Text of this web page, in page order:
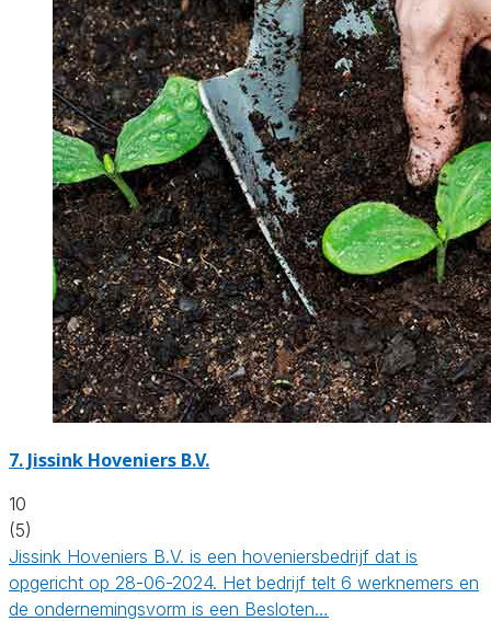
7. Jissink Hoveniers B.V.
10
(5)
Jissink Hoveniers B.V. is een hoveniersbedrijf dat is
opgericht op 28-06-2024. Het bedrijf telt 6 werknemers en
de ondernemingsvorm is een Besloten…